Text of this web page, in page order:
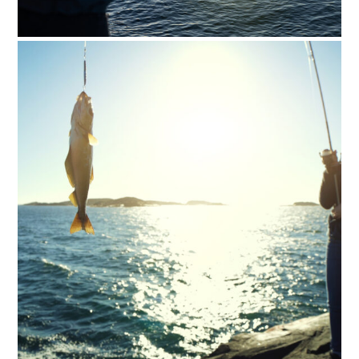
Outdoor in Norway:
Woman spinning fishing
in the sea with a rod
Woman spinning fishing in the sea with
a rod, from the rocks, in Norway